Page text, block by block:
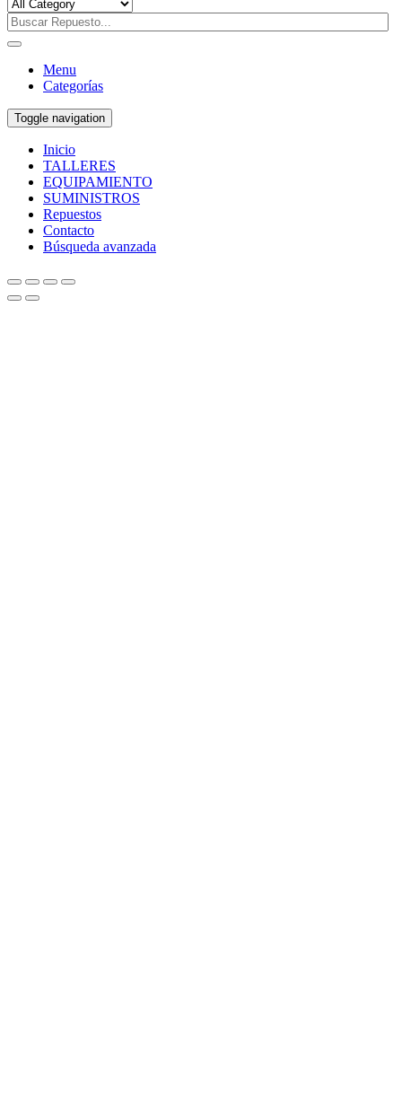
Menu
Categorías
Toggle navigation
Inicio
TALLERES
EQUIPAMIENTO
SUMINISTROS
Repuestos
Contacto
Búsqueda avanzada